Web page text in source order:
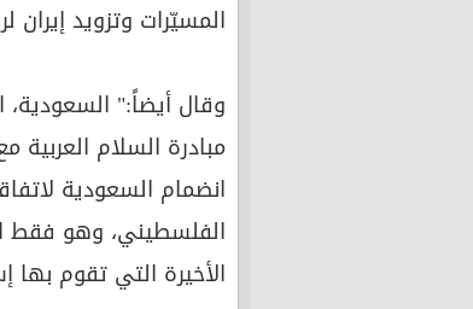
المسيّرات وتزويد إيران
وقال أيضاً:" السعودية،
مبادرة السلام العربية
انضمام السعودية
الفلسطيني، وهو فقط
الأخيرة التي تقوم